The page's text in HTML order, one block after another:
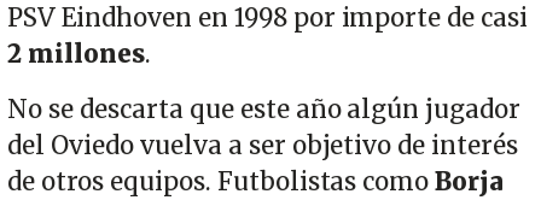
PSV Eindhoven en 1998 por importe de casi
2 millones.
No se descarta que este año algún jugador
del Oviedo vuelva a ser objetivo de interés
de otros equipos. Futbolistas comoBorja